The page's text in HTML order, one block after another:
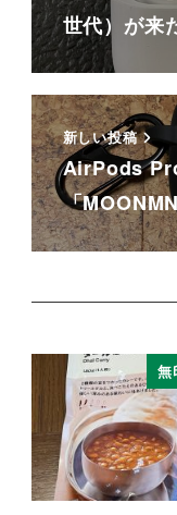
世代）が来
新しい投稿
AirPods
「
無